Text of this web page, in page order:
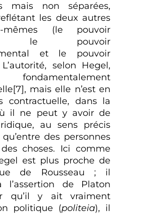
mais non séparées,
les deux autres
mêmes (le pouvoir
le pouvoir
et le pouvoir
selon Hegel,
[7], mais elle n’est en
contractuelle, dans la
il ne peut y avoir de
au sens précis
des personnes
choses. Ici comme
est plus proche de
de Rousseau ; il
l’assertion de Platon
qu’il y ait vraiment
politique (politeia), il